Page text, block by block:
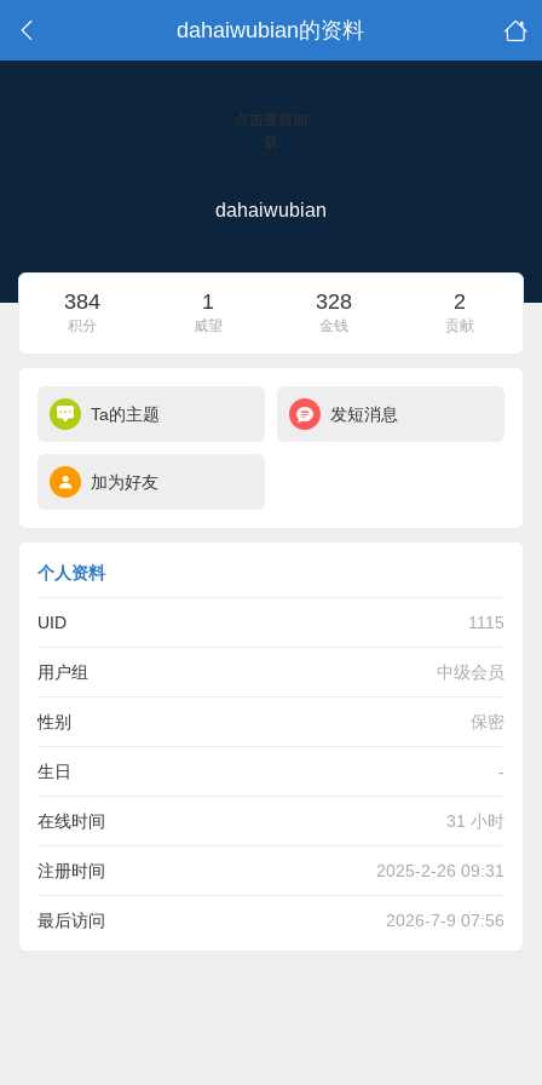
dahaiwubian的资料
点击重新加
载
dahaiwubian
384
积分
1
威望
328
金钱
2
贡献
Ta的主题 发短消息
加为好友
个人资料
UID 1115
用户组 中级会员
性别 保密
生日 -
在线时间 31 小时
注册时间 2025-2-26 09:31
最后访问 2026-7-9 07:56